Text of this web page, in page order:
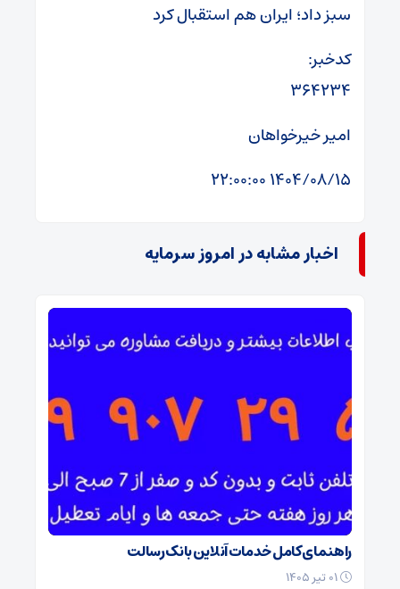
سبز داد؛ ایران هم استقبال کرد
کدخبر:
۳۶۴۲۳۴
امیر خیرخواهان
۱۴۰۴/۰۸/۱۵ ۲۲:۰۰:۰۰
اخبار مشابه در امروز سرمایه
راهنمای کامل خدمات آنلاین بانک رسالت